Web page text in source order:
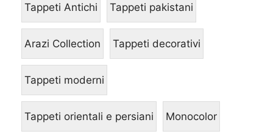
Tappeti Antichi Tappeti pakistani
Arazi Collection Tappeti decorativi
Tappeti moderni
Tappeti orientali e persiani Monocolor